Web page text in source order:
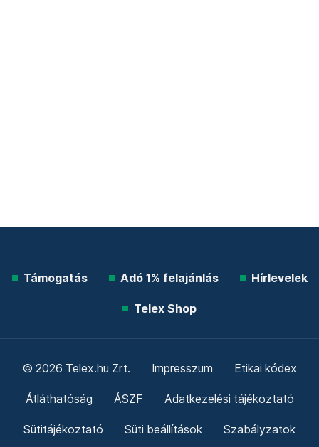
Támogatás Adó 1% felajánlás Hírlevelek
Telex Shop
© 2026 Telex.hu Zrt. Impresszum Etikai kódex
Átláthatóság ÁSZF Adatkezelési tájékoztató
Sütitájékoztató Süti beállítások Szabályzatok